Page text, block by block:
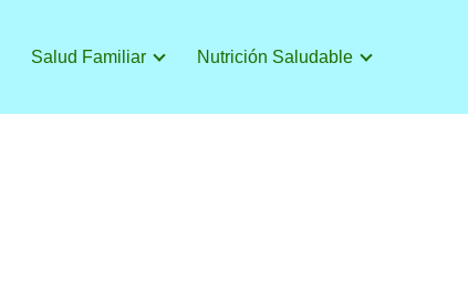
Salud Familiar Nutrición Saludable